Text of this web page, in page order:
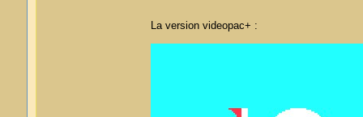
La version videopac+ :